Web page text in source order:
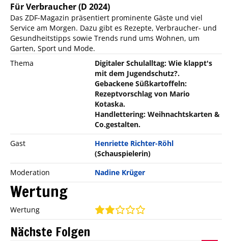
Für Verbraucher(D 2024)
Das ZDF-Magazin präsentiert prominente Gäste und viel
Service am Morgen. Dazu gibt es Rezepte, Verbraucher- und
Gesundheitstipps sowie Trends rund ums Wohnen, um
Garten, Sport und Mode.
Thema
Digitaler Schulalltag: Wie klappt's
mit dem Jugendschutz?.
Gebackene Süßkartoffeln:
Rezeptvorschlag von Mario
Kotaska.
Handlettering: Weihnachtskarten &
Co.gestalten.
Gast
Henriette Richter-Röhl
(Schauspielerin)
Moderation
Nadine Krüger
Wertung
Wertung
Nächste Folgen